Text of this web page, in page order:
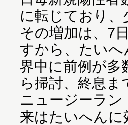
に転じており
その増加は、7
すから、たい
界中に前例が多
ら掃討、終息
ニュージーラン
来はたいへん